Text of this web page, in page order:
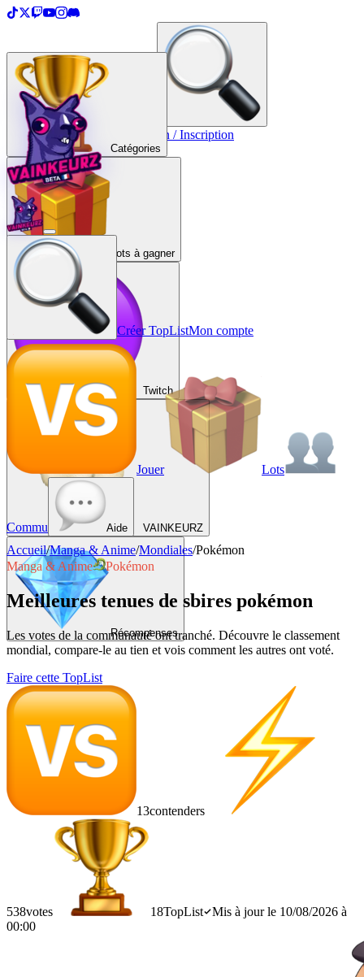
Créer une TopList Connexion / Inscription
Catégories
Lots à gagner
Twitch
VAINKEURZ
Récompenses
Créer TopListMon compte
Jouer Lots
Commu Aide
Accueil/Manga & Anime/Mondiales/Pokémon
Manga & Anime
Pokémon
Meilleures tenues de sbires pokémon
Les votes de la communauté ont tranché. Découvre le classement
mondial, compare-le au tien et vois comment les autres ont voté.
Faire cette TopList
13contenders
538votes 18TopList
Mis à jour le 10/08/2026 à
00:00